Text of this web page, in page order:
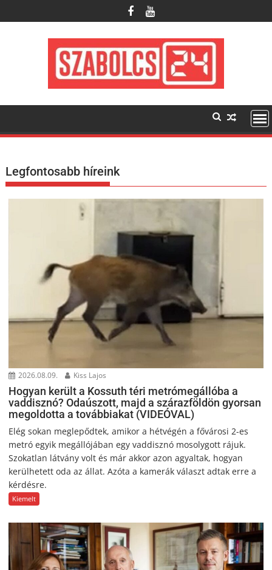
to
Legfontosabb híreink
2026.08.09. Kiss Lajos
Hogyan került a Kossuth téri metrómegállóba a
vaddisznó? Odaúszott, majd a szárazföldön gyorsan
megoldotta a továbbiakat (VIDEÓVAL)
Elég sokan meglepődtek, amikor a hétvégén a fővárosi 2-es
metró egyik megállójában egy vaddisznó mosolygott rájuk.
Szokatlan látvány volt és már akkor azon agyaltak, hogyan
kerülhetett oda az állat. Azóta a kamerák választ adtak erre a
kérdésre.
Kiemelt